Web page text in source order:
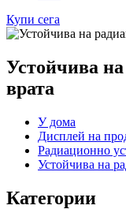
Купи сега
Устойчива
врата
У дома
Дисплей на
Радиационно
Устойчива на
Категории